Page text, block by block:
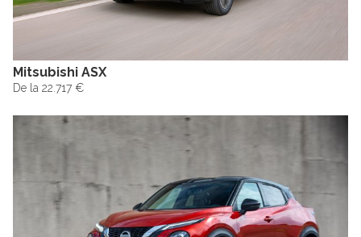
Mitsubishi ASX
De la 22.717 €